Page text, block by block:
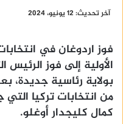
آخر تحديث: 12 يونيو، 2024
فوز اردوغان في
الأولية إلى فوز
بولاية رئاسية جديدة،
كمال كليجدار أوغلو.